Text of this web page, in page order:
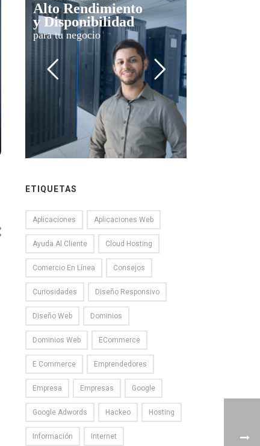
Alto Rendimiento
y Disponibilidad
para tu negocio
ETIQUETAS
Aplicaciones Aplicaciones Web
Ayuda Al Cliente Cloud Hosting
Comercio En Línea Consejos
Curiosidades Diseño Responsivo
Diseño Web Dominios
Dominios Web ECommerce
E Commerce Emprendedores
Empresa Empresas Google
Google Adwords Hackeo Hosting
Información Internet